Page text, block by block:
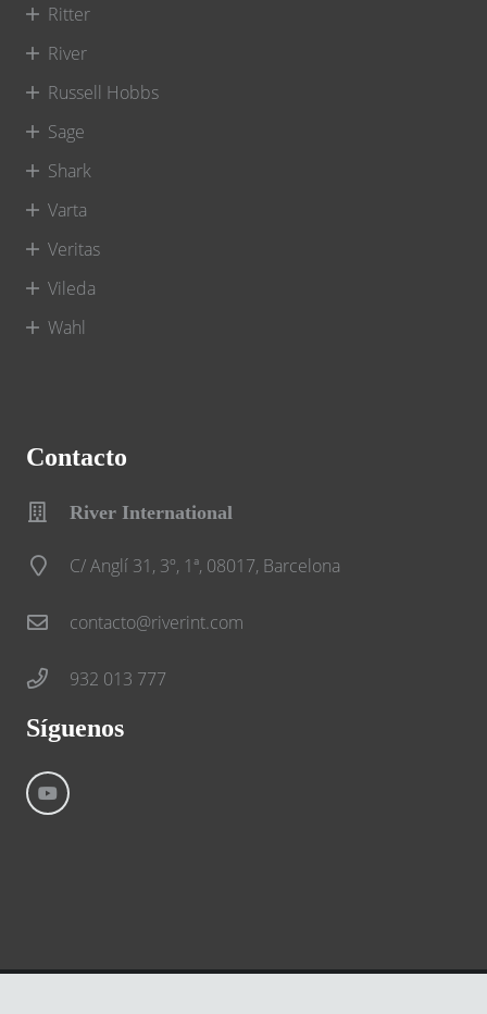
Ritter
River
Russell Hobbs
Sage
Shark
Varta
Veritas
Vileda
Wahl
Contacto
River International
C/ Anglí 31, 3º, 1ª, 08017, Barcelona
contacto@riverint.com
932 013 777
Síguenos